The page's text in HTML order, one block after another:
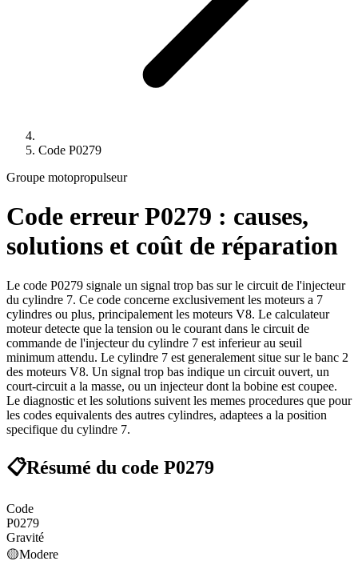
Code P0279
Groupe motopropulseur
Code erreurP0279 : causes,
solutions et coût de réparation
Le code P0279 signale un signal trop bas sur le circuit de l'injecteur
du cylindre 7. Ce code concerne exclusivement les moteurs a 7
cylindres ou plus, principalement les moteurs V8. Le calculateur
moteur detecte que la tension ou le courant dans le circuit de
commande de l'injecteur du cylindre 7 est inferieur au seuil
minimum attendu. Le cylindre 7 est generalement situe sur le banc 2
des moteurs V8. Un signal trop bas indique un circuit ouvert, un
court-circuit a la masse, ou un injecteur dont la bobine est coupee.
Le diagnostic et les solutions suivent les memes procedures que pour
les codes equivalents des autres cylindres, adaptees a la position
specifique du cylindre 7.
📋Résumé du code P0279
Code
P0279
Gravité
🟡Modere